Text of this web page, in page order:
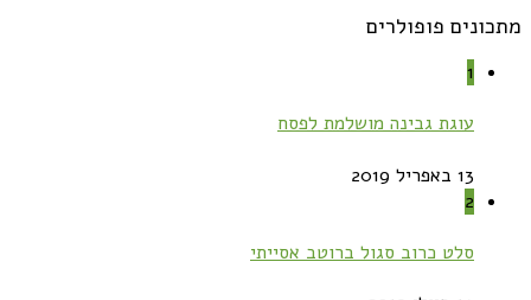
מתכונים פופולרים
1
עוגת גבינה מושלמת לפסח
13 באפריל 2019
2
סלט כרוב סגול ברוטב אסייתי